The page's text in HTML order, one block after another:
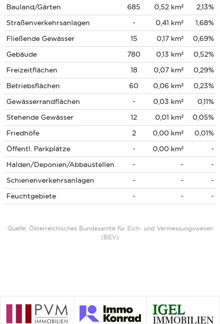
Bauland/Gärten 685 0,52 km²
2,13%
Straßenverkehrsanlagen
- 0,41 km²
1,68%
Fließende Gewässer
15 0,17 km²
0,69%
Gebäude
780 0,13 km²
0,52%
Freizeitflächen
18 0,07 km²
0,29%
Betriebsflächen
60 0,06 km²
0,23%
Gewässerrandflächen
- 0,03 km²
0,11%
Stehende Gewässer
12 0,01 km²
0,05%
Friedhöfe
2 0,00 km²
0,01%
Öffentl. Parkplätze
- 0,00 km²
-
Halden/Deponien/Abbaustellen
- -
-
Schienenverkehrsanlagen
- -
-
Feuchtgebiete
- - -
Quelle: Österreichisches Bundesamte für Eich- und Vermessungswesen
(BEV)